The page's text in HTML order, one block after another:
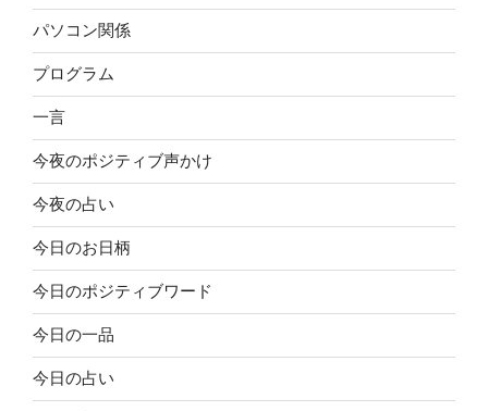
パソコン関係
プログラム
一言
今夜のポジティブ声かけ
今夜の占い
今日のお日柄
今日のポジティブワード
今日の一品
今日の占い